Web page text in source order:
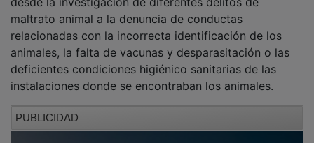
maltrato animal a la denuncia de conductas
relacionadas con la incorrecta identificación de los
animales, la falta de vacunas y desparasitación o las
deficientes condiciones higiénico sanitarias de las
instalaciones donde se encontraban los animales.